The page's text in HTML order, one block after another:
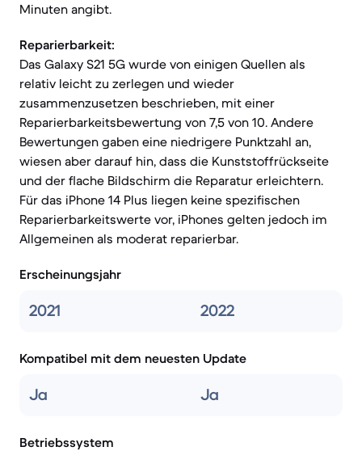
Minuten angibt.
Reparierbarkeit:
Das Galaxy S21 5G wurde von einigen Quellen als
relativ leicht zu zerlegen und wieder
zusammenzusetzen beschrieben, mit einer
Reparierbarkeitsbewertung von 7,5 von 10. Andere
Bewertungen gaben eine niedrigere Punktzahl an,
wiesen aber darauf hin, dass die Kunststoffrückseite
und der flache Bildschirm die Reparatur erleichtern.
Für das iPhone 14 Plus liegen keine spezifischen
Reparierbarkeitswerte vor, iPhones gelten jedoch im
Allgemeinen als moderat reparierbar.
Erscheinungsjahr
2021 2022
Kompatibel mit dem neuesten Update
Ja Ja
Betriebssystem